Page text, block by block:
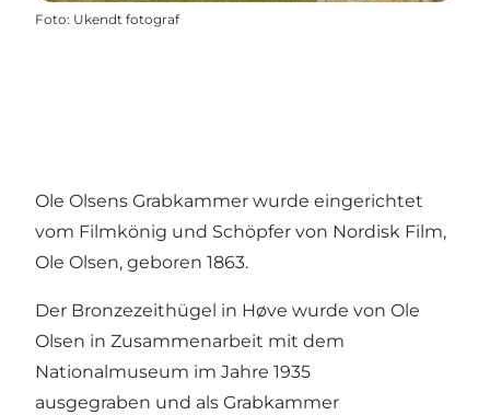
Foto: Ukendt fotograf
Ole Olsens Grabkammer wurde eingerichtet
vom Filmkönig und Schöpfer von Nordisk Film,
Ole Olsen, geboren 1863.
Der Bronzezeithügel in Høve wurde von Ole
Olsen in Zusammenarbeit mit dem
Nationalmuseum im Jahre 1935
ausgegraben und als Grabkammer